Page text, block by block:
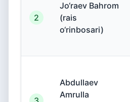
2
Jo‘raev Bahrom
(rais
o‘rinbosari)
Abdullaev
Amrulla